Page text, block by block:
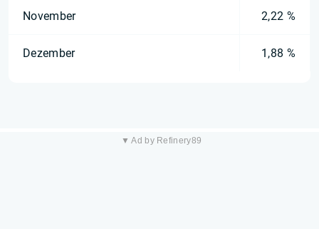
November 2,22 %
Dezember 1,88 %
▼ Ad by Refinery89